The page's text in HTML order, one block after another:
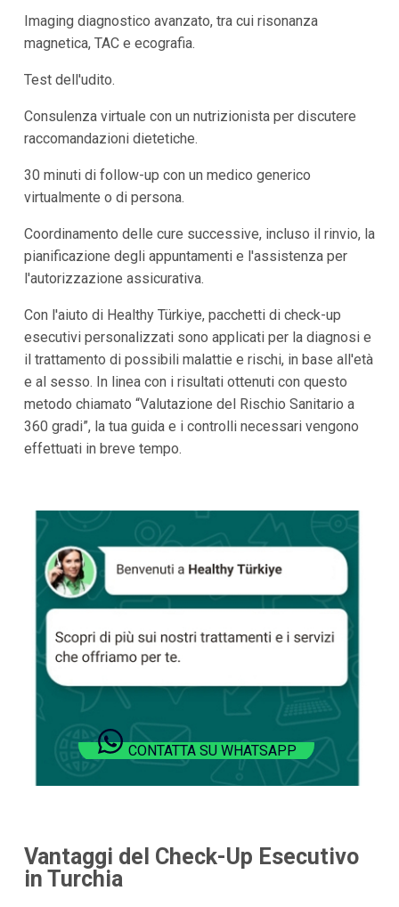
Imaging diagnostico avanzato, tra cui risonanza
magnetica, TAC e ecografia.
Test dell'udito.
Consulenza virtuale con un nutrizionista per discutere
raccomandazioni dietetiche.
30 minuti di follow-up con un medico generico
virtualmente o di persona.
Coordinamento delle cure successive, incluso il rinvio, la
pianificazione degli appuntamenti e l'assistenza per
l'autorizzazione assicurativa.
Con l'aiuto di Healthy Türkiye, pacchetti di check-up
esecutivi personalizzati sono applicati per la diagnosi e
il trattamento di possibili malattie e rischi, in base all'età
e al sesso. In linea con i risultati ottenuti con questo
metodo chiamato “Valutazione del Rischio Sanitario a
360 gradi”, la tua guida e i controlli necessari vengono
effettuati in breve tempo.
CONTATTA SU WHATSAPP
Vantaggi del Check-Up Esecutivo
in Turchia